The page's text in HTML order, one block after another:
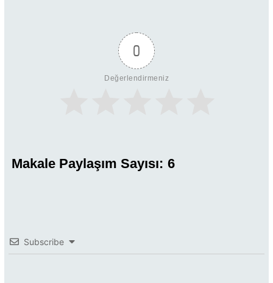
0
Değerlendirmeniz
Makale Paylaşım Sayısı: 6
Subscribe